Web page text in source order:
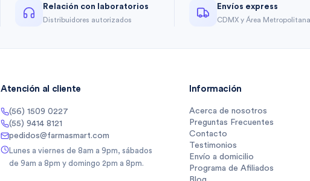
Relación con laboratorios
Distribuidores autorizados
Envíos express
CDMX y Área Metropolitana
Atención al cliente
(56) 1509 0227
(55) 9414 8121
pedidos@farmasmart.com
Lunes a viernes de 8am a 9pm, sábados
de 9am a 8pm y domingo 2pm a 8pm.
Información
Acerca de nosotros
Preguntas Frecuentes
Contacto
Testimonios
Envío a domicilio
Programa de Afiliados